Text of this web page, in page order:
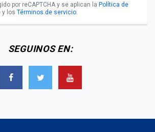
por reCAPTCHA y se aplican la Política de
y los Términos de servicio
SEGUINOS EN: